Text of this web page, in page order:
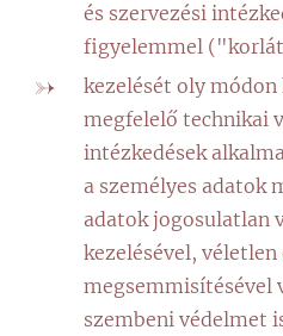
és szervezési
figyelemmel
kezelését oly
megfelelő technikai
intézkedések
a személyes adatok
adatok jogosulatlan
kezelésével, véletlen
megsemmisítésével
szembeni védelmet